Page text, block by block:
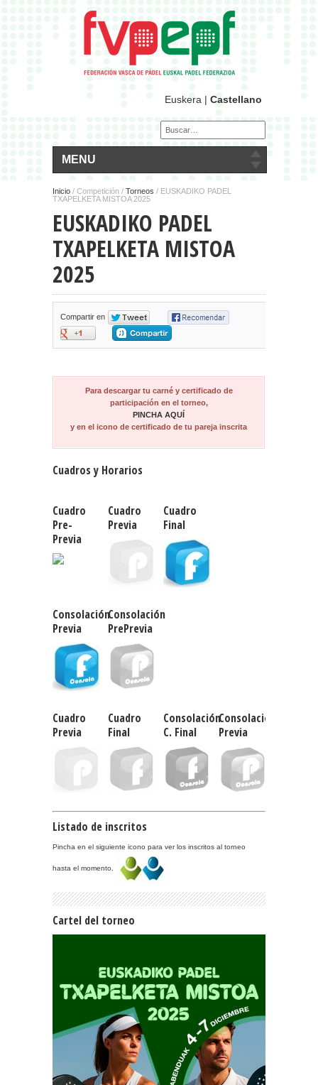
Euskera | Castellano
MENU
Inicio / Competición / Torneos / EUSKADIKO PADEL
TXAPELKETA MISTOA 2025
EUSKADIKO PADEL
TXAPELKETA MISTOA
2025
Compartir en
Para descargar tu carné y certificado de
participación en el torneo,
PINCHA AQUÍ
y en el icono de certificado de tu pareja inscrita
Cuadros y Horarios
Cuadro
Pre-
Previa
Cuadro
Previa
Cuadro
Final
Consolación
Previa
Consolación
PrePrevia
Cuadro
Previa
Cuadro
Final
Consolación
C. Final
Consolación
Previa
Listado de inscritos
Pincha en el siguiente icono para ver los inscritos al torneo
hasta el momento.
Cartel del torneo